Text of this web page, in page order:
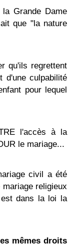
Grande Dame
que "la nature
qu'ils regrettent
d'une culpabilité
pour lequel
l'accès à la
le mariage...
civil a été
religieux
est dans la loi la
mêmes droits